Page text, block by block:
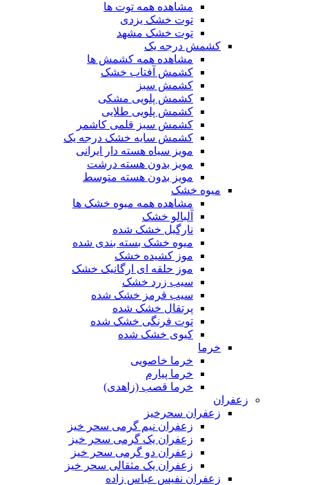
مشاهده همه توت ها
توت خشک یزدی
توت خشک مشهد
کشمش درجه یک
مشاهده همه کشمش ها
کشمش آفتاب خشک
کشمش سبز
کشمش پلویی مشکی
کشمش پلویی طلایی
کشمش سبز قلمی کاشمر
کشمش سایه خشک درجه یک
مویز سیاه هسته دار ایرانی
مویز بدون هسته درشت
مویز بدون هسته متوسط
میوه خشک
مشاهده همه میوه خشک ها
آلبالو خشک
نارگیل خشک شده
میوه خشک بسته بندی شده
موز کشیده خشک
موز حلقه ای ارگانیک خشک
سیب زرد خشک
سیب قرمز خشک شده
پرتقال خشک شده
توت فرنگی خشک شده
کیوی خشک شده
خرما
خرما خاصویی
خرما پیارم
خرما قصب (زاهدی)
زعفران
زعفران سحرخیز
زعفران نیم گرمی سحر خیز
زعفران یک گرمی سحر خیز
زعفران دو گرمی سحر خیز
زعفران یک مثقالی سحر خیز
زعفران نفیس عباس زاده